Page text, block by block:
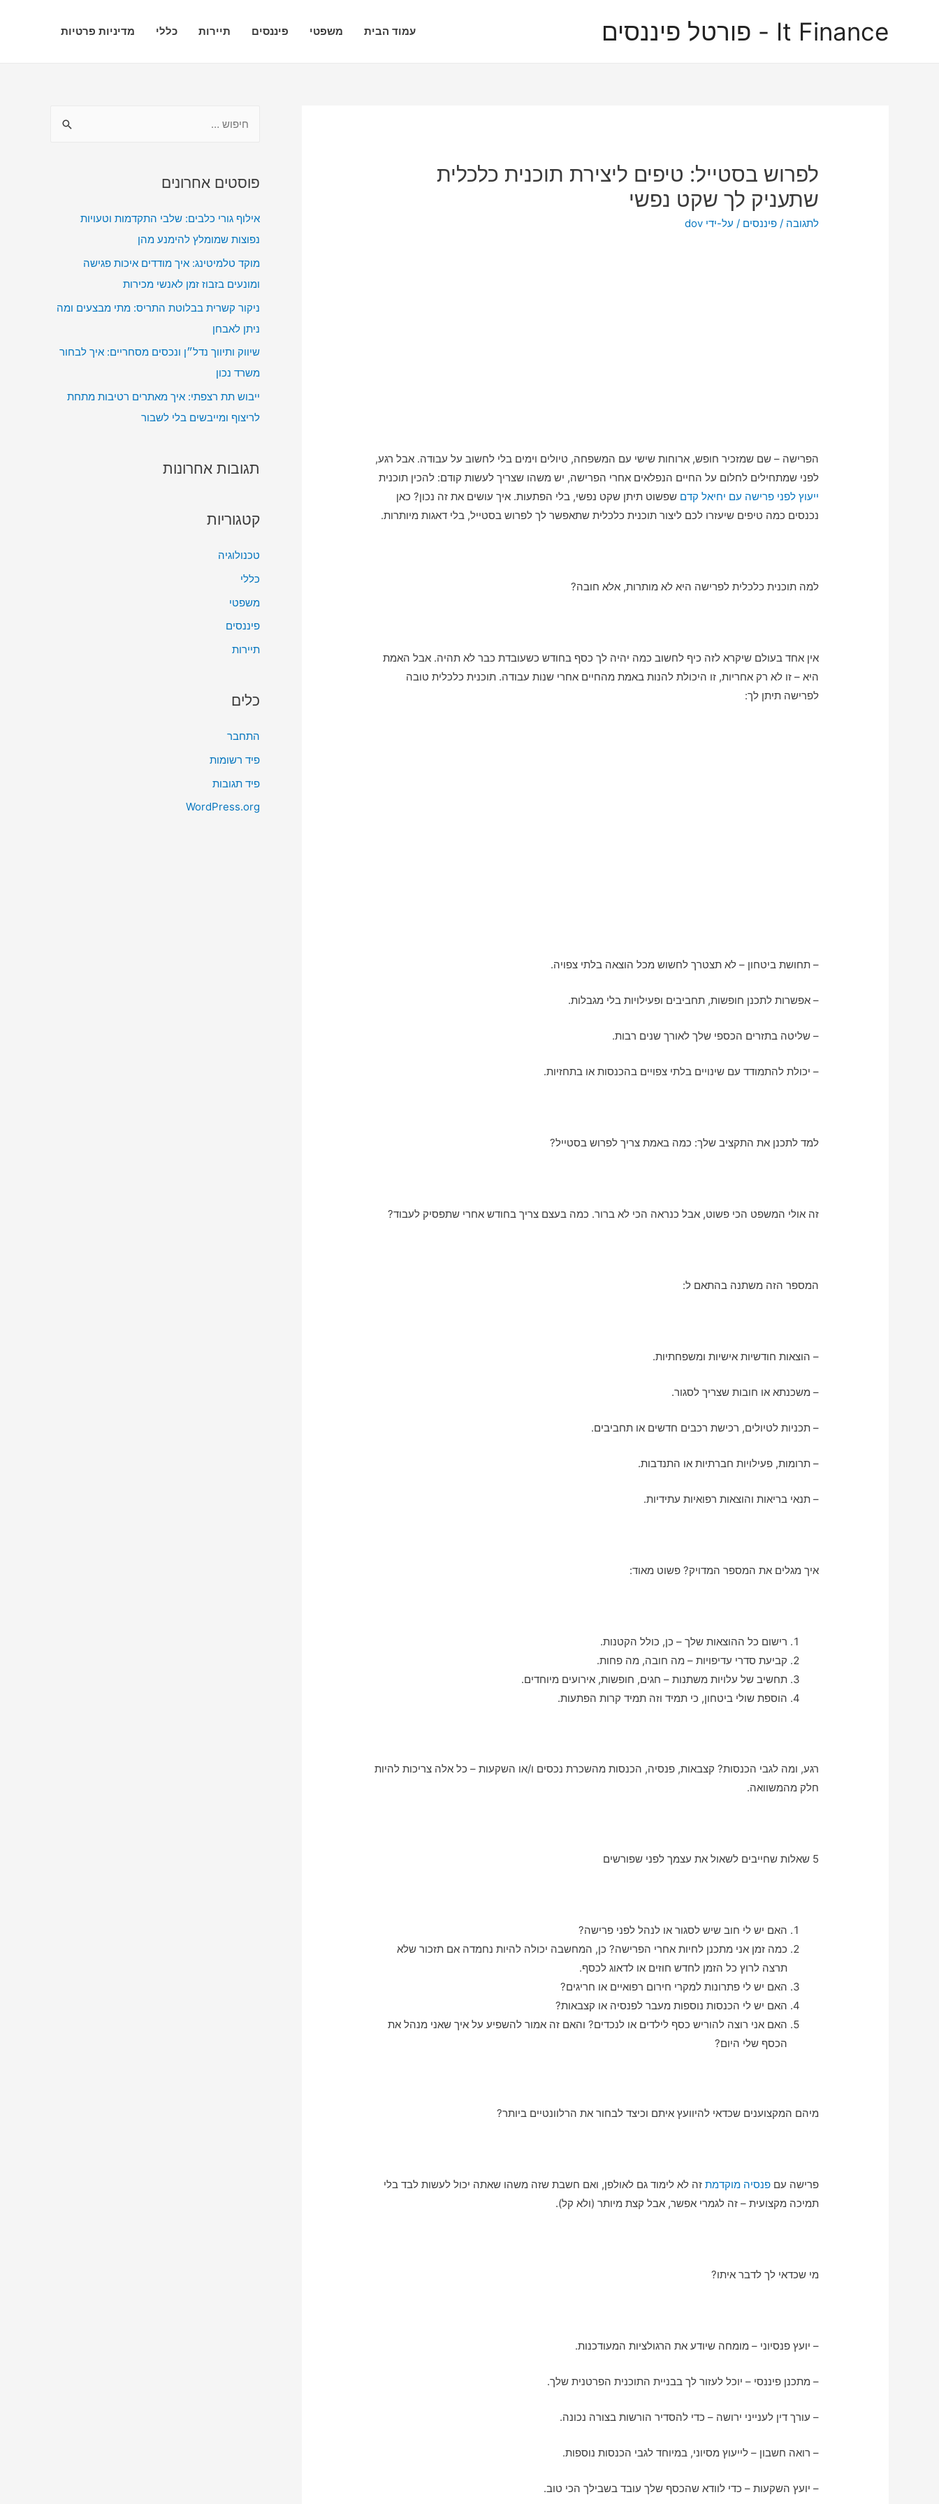
It Finance - פורטל פיננסים עמוד הבית משפטי פיננסים תיירות כללי מדיניות פרטיות
לפרוש בסטייל: טיפים ליצירת תוכנית כלכלית
שתעניק לך שקט נפשי
לתגובה /פיננסים / על-ידי dov
הפרישה – שם שמזכיר חופש, ארוחות שישי עם המשפחה, טיולים וימים בלי לחשוב על עבודה. אבל רגע,
לפני שמתחילים לחלום על החיים הנפלאים אחרי הפרישה, יש משהו שצריך לעשות קודם: להכין תוכנית
ייעוץ לפני פרישה עם יחיאל קדם שפשוט תיתן שקט נפשי, בלי הפתעות. איך עושים את זה נכון? כאן
נכנסים כמה טיפים שיעזרו לכם ליצור תוכנית כלכלית שתאפשר לך לפרוש בסטייל, בלי דאגות מיותרות.
למה תוכנית כלכלית לפרישה היא לא מותרות, אלא חובה?
אין אחד בעולם שיקרא לזה כיף לחשוב כמה יהיה לך כסף בחודש כשעובדת כבר לא תהיה. אבל האמת
היא – זו לא רק אחריות, זו היכולת להנות באמת מהחיים אחרי שנות עבודה. תוכנית כלכלית טובה
לפרישה תיתן לך:
– תחושת ביטחון – לא תצטרך לחשוש מכל הוצאה בלתי צפויה.
– אפשרות לתכנן חופשות, תחביבים ופעילויות בלי מגבלות.
– שליטה בתזרים הכספי שלך לאורך שנים רבות.
– יכולת להתמודד עם שינויים בלתי צפויים בהכנסות או בתחזיות.
למד לתכנן את התקציב שלך: כמה באמת צריך לפרוש בסטייל?
זה אולי המשפט הכי פשוט, אבל כנראה הכי לא ברור. כמה בעצם צריך בחודש אחרי שתפסיק לעבוד?
המספר הזה משתנה בהתאם ל:
– הוצאות חודשיות אישיות ומשפחתיות.
– משכנתא או חובות שצריך לסגור.
– תכניות לטיולים, רכישת רכבים חדשים או תחביבים.
– תרומות, פעילויות חברתיות או התנדבות.
– תנאי בריאות והוצאות רפואיות עתידיות.
איך מגלים את המספר המדויק? פשוט מאוד:
רישום כל ההוצאות שלך – כן, כולל הקטנות.
קביעת סדרי עדיפויות – מה חובה, מה פחות.
תחשיב של עלויות משתנות – חגים, חופשות, אירועים מיוחדים.
הוספת שולי ביטחון, כי תמיד וזה תמיד קרות הפתעות.
רגע, ומה לגבי הכנסות? קצבאות, פנסיה, הכנסות מהשכרת נכסים ו/או השקעות – כל אלה צריכות להיות
חלק מהמשוואה.
5 שאלות שחייבים לשאול את עצמך לפני שפורשים
האם יש לי חוב שיש לסגור או לנהל לפני פרישה?
כמה זמן אני מתכנן לחיות אחרי הפרישה? כן, המחשבה יכולה להיות נחמדה אם תזכור שלא
תרצה לרוץ כל הזמן לחדש חוזים או לדאוג לכסף.
האם יש לי פתרונות למקרי חירום רפואיים או חריגים?
האם יש לי הכנסות נוספות מעבר לפנסיה או קצבאות?
האם אני רוצה להוריש כסף לילדים או לנכדים? והאם זה אמור להשפיע על איך שאני מנהל את
הכסף שלי היום?
מיהם המקצוענים שכדאי להיוועץ איתם וכיצד לבחור את הרלוונטיים ביותר?
פרישה עםפנסיה מוקדמת זה לא לימוד גם לאולפן, ואם חשבת שזה משהו שאתה יכול לעשות לבד בלי
תמיכה מקצועית – זה לגמרי אפשר, אבל קצת מיותר (ולא קל).
מי שכדאי לך לדבר איתו?
– יועץ פנסיוני – מומחה שיודע את הרגולציות המעודכנות.
– מתכנן פיננסי – יוכל לעזור לך בבניית התוכנית הפרטנית שלך.
– עורך דין לענייני ירושה – כדי להסדיר הורשות בצורה נכונה.
– רואה חשבון – לייעוץ מסיוני, במיוחד לגבי הכנסות נוספות.
– יועץ השקעות – כדי לוודא שהכסף שלך עובד בשבילך הכי טוב.
ו
:
פוסטים אחרונים
אילוף גורי כלבים: שלבי התקדמות וטעויות
נפוצות שמומלץ להימנע מהן
מוקד טלמיטינג: איך מודדים איכות פגישה
ומונעים בזבוז זמן לאנשי מכירות
ניקור קשרית בבלוטת התריס: מתי מבצעים ומה
ניתן לאבחן
שיווק ותיווך נדל״ן ונכסים מסחריים: איך לבחור
משרד נכון
ייבוש תת רצפתי: איך מאתרים רטיבות מתחת
לריצוף ומייבשים בלי לשבור
תגובות אחרונות
קטגוריות
טכנולוגיה
כללי
משפטי
פיננסים
תיירות
כלים
התחבר
פיד רשומות
פיד תגובות
WordPress.org